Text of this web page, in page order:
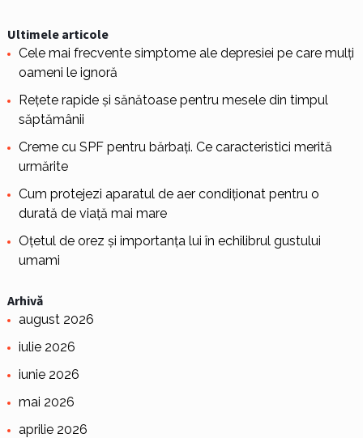
Ultimele articole
Cele mai frecvente simptome ale depresiei pe care mulți
oameni le ignoră
Rețete rapide și sănătoase pentru mesele din timpul
săptămânii
Creme cu SPF pentru bărbați. Ce caracteristici merită
urmărite
Cum protejezi aparatul de aer condiționat pentru o
durată de viață mai mare
Oțetul de orez și importanța lui în echilibrul gustului
umami
Arhivă
august 2026
iulie 2026
iunie 2026
mai 2026
aprilie 2026